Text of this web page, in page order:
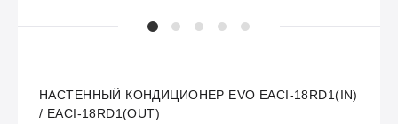
НАСТЕННЫЙ КОНДИЦИОНЕР EVO EACI-18RD1(IN)
/ EACI-18RD1(OUT)